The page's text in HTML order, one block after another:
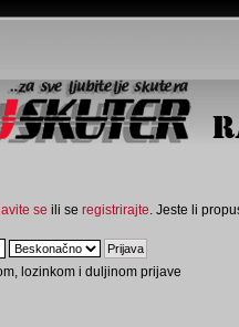
se ili se registrirajte . Jeste li
lozinkom i duljinom prijave